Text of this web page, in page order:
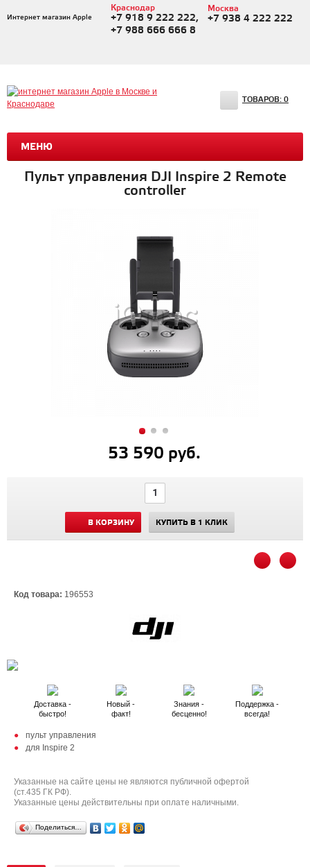
Интернет магазин Apple
Краснодар
+7 918 9 222 222,
+7 988 666 666 8
Москва
+7 938 4 222 222
МЕНЮ
ТОВАРОВ: 0
Пульт управления DJI Inspire 2 Remote
controller
53 590 руб.
В КОРЗИНУ КУПИТЬ В 1 КЛИК
Код товара: 196553
Доставка -
быстро!
Новый -
факт!
Знания -
бесценно!
Поддержка -
всегда!
пульт управления
для Inspire 2
Указанные на сайте цены не являются публичной офертой
(ст.435 ГК РФ).
Указанные цены действительны при оплате наличными.
Поделиться…